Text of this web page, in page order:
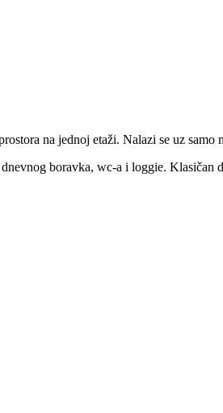
na jednoj etaži. Nalazi se uz
boravka, wc-a i loggie.